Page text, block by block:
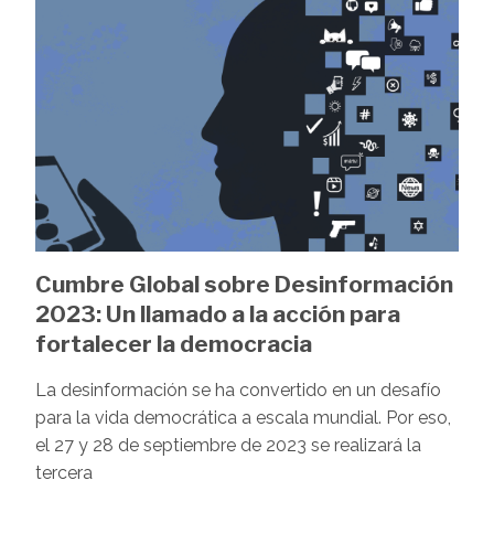
Cumbre Global sobre Desinformación
2023: Un llamado a la acción para
fortalecer la democracia
La desinformación se ha convertido en un desafío
para la vida democrática a escala mundial. Por eso,
el 27 y 28 de septiembre de 2023 se realizará la
tercera